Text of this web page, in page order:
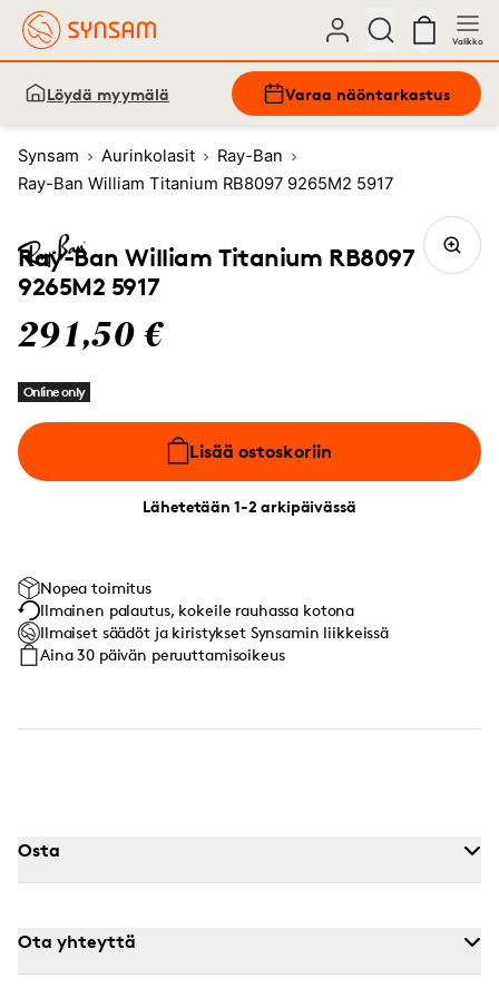
Valikko
Löydä myymälä Varaa näöntarkastus
Synsam Aurinkolasit
Ray-Ban
Ray-Ban William Titanium RB8097 9265M2 5917
Ray-Ban William Titanium RB8097
9265M2 5917
291,50 €
Online only
Lisää ostoskoriin
Lähetetään 1-2 arkipäivässä
Nopea toimitus
Ilmainen palautus, kokeile rauhassa kotona
Ilmaiset säädöt ja kiristykset Synsamin liikkeissä
Aina 30 päivän peruuttamisoikeus
Osta
Ota yhteyttä